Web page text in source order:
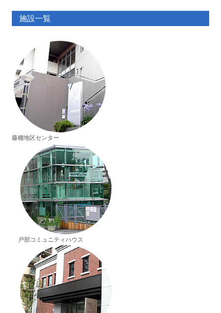
施設一覧
藤棚地区センター
戸部コミュニティハウス